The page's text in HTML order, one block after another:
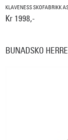
KLAVENESS SKOFABRIKK
Kr 1998,-
BUNADSKO